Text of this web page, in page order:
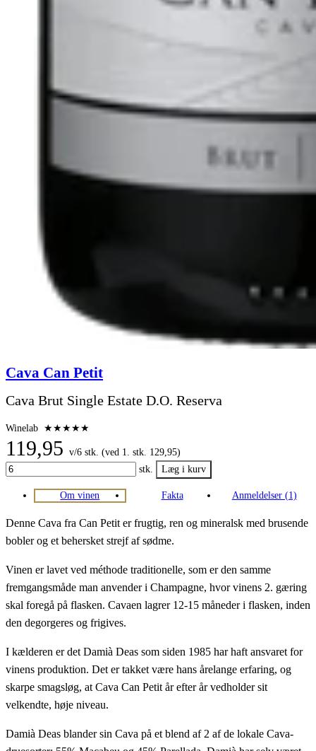
Cava Can Petit
Cava Brut Single Estate D.O. Reserva
Winelab ★★★★★
119,95 v/6 stk. (ved 1. stk. 129,95)
stk.
Om vinen Fakta Anmeldelser (1)
Denne Cava fra Can Petit er frugtig, ren og mineralsk med brusende
bobler og et behersket strejf af sødme.
Vinen er lavet ved méthode traditionelle, som er den samme
fremgangsmåde man anvender i Champagne, hvor vinens 2. gæring
skal foregå på flasken. Cavaen lagrer 12-15 måneder i flasken, inden
den degorgeres og frigives.
I kælderen er det Damià Deas som siden 1985 har haft ansvaret for
vinens produktion. Det er takket være hans årelange erfaring, og
skarpe smagsløg, at Cava Can Petit år efter år vedholder sit
velkendte, høje niveau.
Damià Deas blander sin Cava på et blend af 2 af de lokale Cava-